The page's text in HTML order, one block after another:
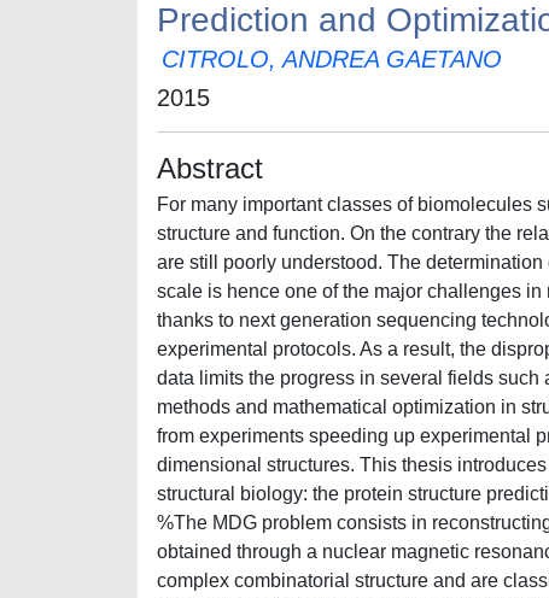
Prediction and
CITROLO, ANDREA GAETANO
2015
Abstract
For many important classes of biomolecules
structure and function. On the contrary the
are still poorly understood. The
scale is hence one of the major challenges
thanks to next generation sequencing
experimental protocols. As a result, the
data limits the progress in several fields such
methods and mathematical optimization in
from experiments speeding up experimental
dimensional structures. This thesis
structural biology: the protein structure
%The MDG problem consists in
obtained through a nuclear magnetic
complex combinatorial structure and are